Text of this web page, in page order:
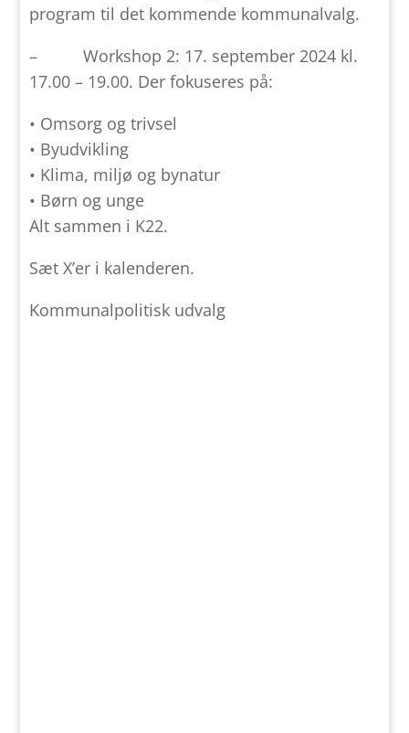
program til det kommende kommunalvalg.
– Workshop 2: 17. september 2024 kl.
17.00 – 19.00. Der fokuseres på:
• Omsorg og trivsel
• Byudvikling
• Klima, miljø og bynatur
• Børn og unge
Alt sammen i K22.
Sæt X’er i kalenderen.
Kommunalpolitisk udvalg